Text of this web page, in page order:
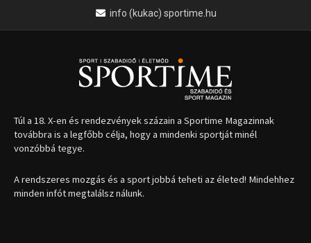
info (kukac) sportime.hu
Túl a 18. X-en és rendezvények százain a Sportime Magazinnak
továbbra is a legfőbb célja, hogy a mindenki sportját minél
vonzóbbá tegye.
A rendszeres mozgás és a sport jobbá teheti az életed! Mindehhez
minden infót megtalálsz nálunk.